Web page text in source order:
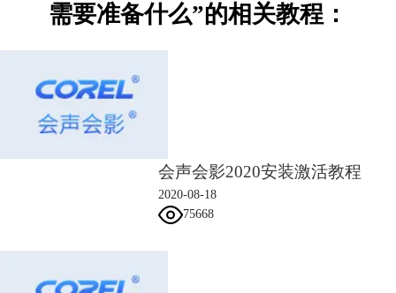
2.学习渠道
首先，通过会声会影视频剪辑软件 的“帮助主题”来熟悉软件的功能和操
作。在对软件的功能和操作有了基本认识后，就可以到
的技巧。在学习视频剪辑的初期，只要对软件的各功能板
学者们快速度过新手期。
需要准备什么”的相关教程：
会声会影2020安装激活教程
2020-08-18
75668